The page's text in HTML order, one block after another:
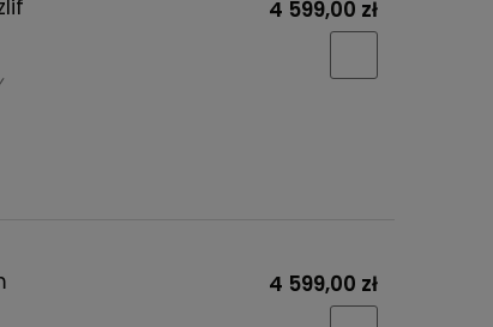
4 599,00 zł
4 599,00 zł